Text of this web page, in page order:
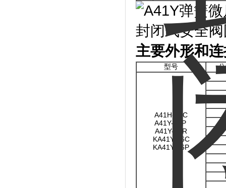
主要外形和
型号
A41H-16C
A41Y-16P
A41Y-16R
KA41Y-16C
KA41Y-16P